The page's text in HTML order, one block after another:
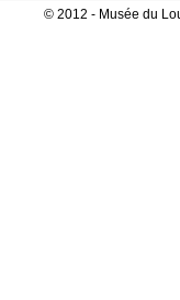
© 2012 - Musée du